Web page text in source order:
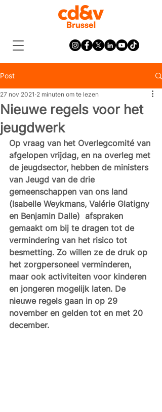
Post
Nieuwe regels voor het
jeugdwerk
27 nov 2021 2 minuten om te lezen
Op vraag van het Overlegcomité van
afgelopen vrijdag, en na overleg met
de jeugdsector, hebben de ministers
van Jeugd van de drie
gemeenschappen van ons land
(Isabelle Weykmans, Valérie Glatigny
en Benjamin Dalle)  afspraken
gemaakt om bij te dragen tot de
vermindering van het risico tot
besmetting. Zo willen ze de druk op
het zorgpersoneel verminderen,
maar ook activiteiten voor kinderen
en jongeren mogelijk laten. De
nieuwe regels gaan in op 29
november en gelden tot en met 20
december.